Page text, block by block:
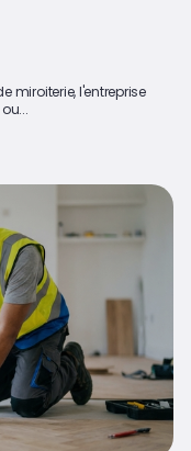
miroiterie, l'entreprise